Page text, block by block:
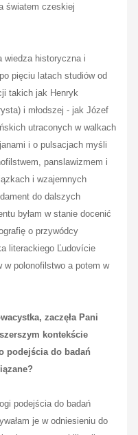
światem czeskiej
wiedza historyczna i
pięciu latach studiów od
takich jak Henryk
i młodszej - jak Józef
utraconych w walkach
i o pulsacjach myśli
panslawizmem i
i wzajemnych
do dalszych
byłam w stanie docenić
o przywódcy
literackiego Ľudovície
w polonofilstwo a potem w
zaczęła Pani
kontekście
podejścia do badań
podejścia do badań
je w odniesieniu do